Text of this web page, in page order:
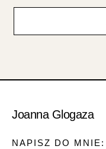
Joanna Glogaza
NAPISZ DO MNIE: